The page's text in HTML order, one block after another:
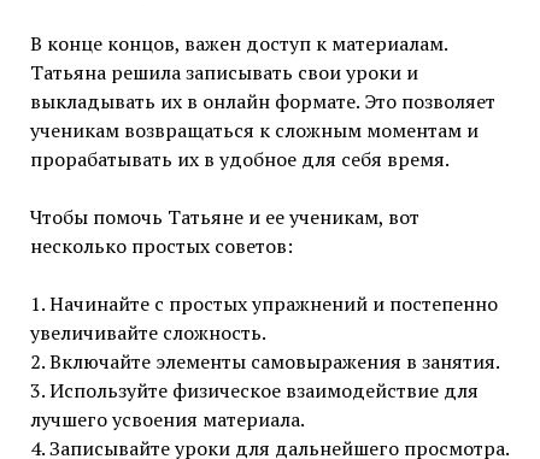
В конце концов, важен доступ к материалам.
Татьяна решила записывать свои уроки и
выкладывать их в онлайн формате. Это позволяет
ученикам возвращаться к сложным моментам и
прорабатывать их в удобное для себя время.
Чтобы помочь Татьяне и ее ученикам, вот
несколько простых советов:
1. Начинайте с простых упражнений и постепенно
увеличивайте сложность.
2. Включайте элементы самовыражения в занятия.
3. Используйте физическое взаимодействие для
лучшего усвоения материала.
4. Записывайте уроки для дальнейшего просмотра.